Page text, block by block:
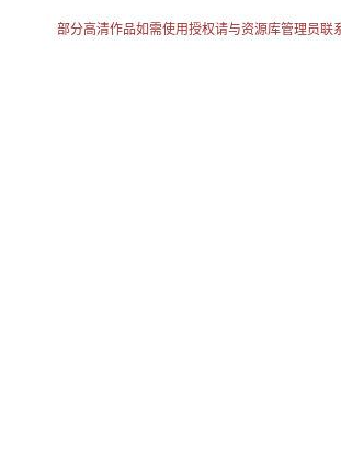
部分高清作品如需使用授权请与资源库管理员联